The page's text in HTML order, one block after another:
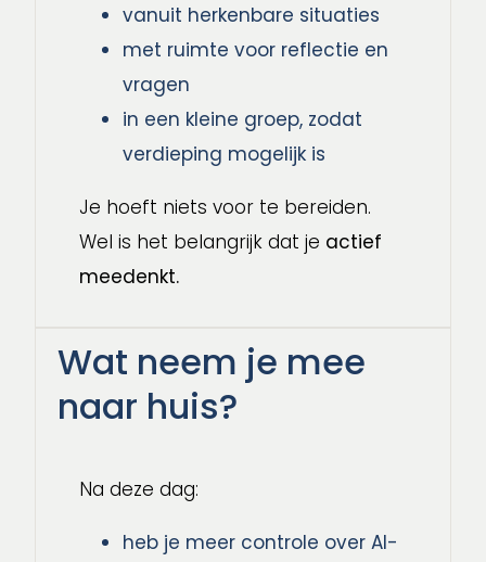
vanuit herkenbare situaties
met ruimte voor reflectie en
vragen
in een kleine groep, zodat
verdieping mogelijk is
Je hoeft niets voor te bereiden.
Wel is het belangrijk dat je actief
meedenkt.
Wat neem je mee
naar huis?
Na deze dag:
heb je meer controle over AI-